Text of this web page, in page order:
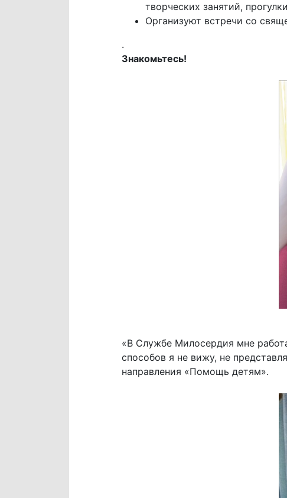
творческих занятий,
Организуют встречи со
.
Знакомьтесь!
«В Службе Милосердия мне
способов я не вижу, не
направления «Помощь детям».